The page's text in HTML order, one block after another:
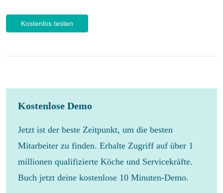
Kostenlos testen
Kostenlose Demo
Jetzt ist der beste Zeitpunkt, um die besten
Mitarbeiter zu finden. Erhalte Zugriff auf über 1
millionen qualifizierte Köche und Servicekräfte.
Buch jetzt deine kostenlose 10 Minuten-Demo.